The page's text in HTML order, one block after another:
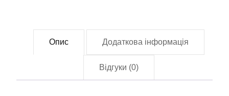
кількість
Опис Додаткова інформація
Відгуки (0)